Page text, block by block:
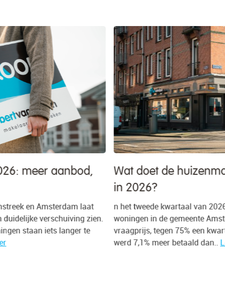
Wat doet de huizenmarkt in Amsterdam
n het tweede kwartaal van 2026 werd 78% van alle
woningen in de gemeente Amsterdam verkocht boven de
vraagprijs, tegen 75% een kwartaal eerder. Gemiddeld
werd 7,1% meer betaald dan..Lees meer